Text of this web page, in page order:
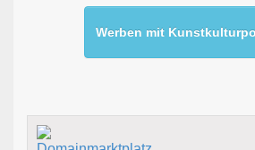
Werben mit